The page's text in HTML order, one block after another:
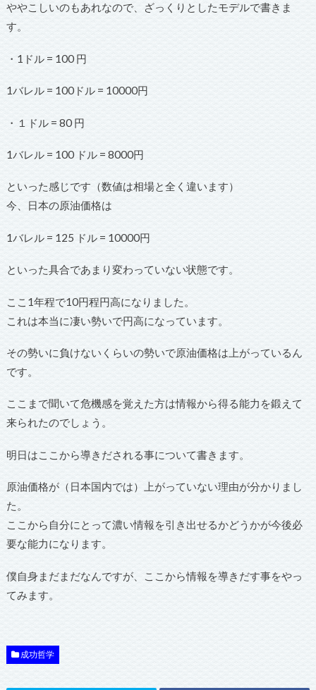
ややこしいのもあれなので、ざっくりとしたモデルで書きま
す。
・1ドル = 100 円
1バレル = 100ドル = 10000円
・１ドル = 80 円
1バレル = 100 ドル = 8000円
といった感じです（数値は相場と全く違います）
今、日本の原油価格は
1バレル = 125 ドル = 10000円
といった具合であまり変わっていない状態です。
ここ1年程で10円程円高になりました。
これは本当に凄い勢いで円高になっています。
その勢いに負けないくらいの勢いで原油価格は上がっているん
です。
ここまで聞いて危機感を覚えた方は情報から得る能力を鍛えて
来られたのでしょう。
明日はここから導きだされる事について書きます。
原油価格が（日本国内では）上がっていない理由が分かりまし
た。
ここから自分にとって濃い情報を引き出せるかどうかが今後必
要な能力になります。
僕自身まだまだなんですが、ここから情報を導きだす事をやっ
てみます。
成功哲学